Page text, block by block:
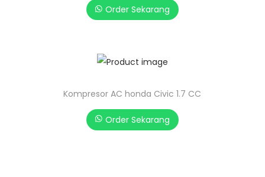
Order Sekarang
Kompresor AC honda Civic 1.7 CC
Order Sekarang